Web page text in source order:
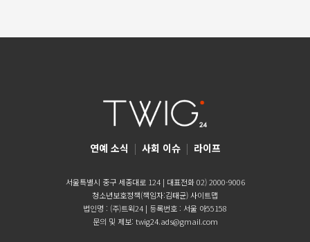
연예 소식 | 사회 이슈 | 라이프
서울특별시 중구 세종대로 124 | 대표전화 02) 2000-9006
청소년보호정책(책임자:김태균)사이트맵
법인명 : (주)트윅24 | 등록번호 : 서울 아55158
문의 및 제보: twig24.ads@gmail.com